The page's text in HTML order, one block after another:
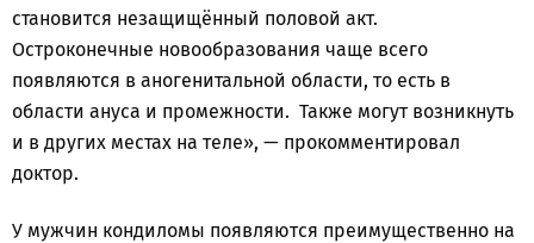
становится незащищённый половой акт.
Остроконечные новообразования чаще всего
появляются в аногенитальной области, то есть в
области ануса и промежности. Также могут возникнуть
и в других местах на теле», — прокомментировал
доктор.
У мужчин кондиломы появляются преимущественно на